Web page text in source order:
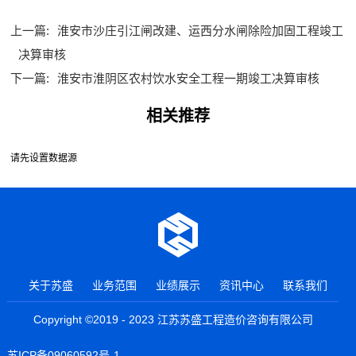
上一篇:
淮安市沙庄引江闸改建、运西分水闸除险加固工程竣工
决算审核
下一篇:
淮安市淮阴区农村饮水安全工程一期竣工决算审核
相关推荐
请先设置数据源
关于苏盛 业务范围 业绩展示 资讯中心 联系我们
Copyright ©2019 - 2023 江苏苏盛工程造价咨询有限公司